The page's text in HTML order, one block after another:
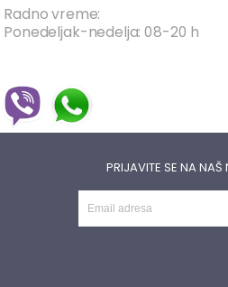
Radno vreme:
Ponedeljak-nedelja: 08-20 h
PRIJAVITE SE NA NAŠ